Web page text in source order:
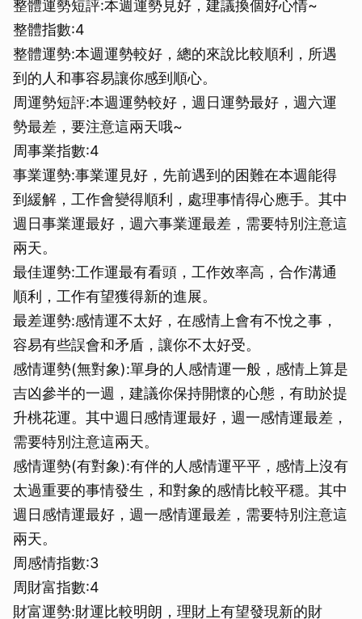
整體運勢短評:本週運勢見好，建議換個好心情~
整體指數:4
整體運勢:本週運勢較好，總的來說比較順利，所遇
到的人和事容易讓你感到順心。
周運勢短評:本週運勢較好，週日運勢最好，週六運
勢最差，要注意這兩天哦~
周事業指數:4
事業運勢:事業運見好，先前遇到的困難在本週能得
到緩解，工作會變得順利，處理事情得心應手。其中
週日事業運最好，週六事業運最差，需要特別注意這
兩天。
最佳運勢:工作運最有看頭，工作效率高，合作溝通
順利，工作有望獲得新的進展。
最差運勢:感情運不太好，在感情上會有不悅之事，
容易有些誤會和矛盾，讓你不太好受。
感情運勢(無對象):單身的人感情運一般，感情上算是
吉凶參半的一週，建議你保持開懷的心態，有助於提
升桃花運。其中週日感情運最好，週一感情運最差，
需要特別注意這兩天。
感情運勢(有對象):有伴的人感情運平平，感情上沒有
太過重要的事情發生，和對象的感情比較平穩。其中
週日感情運最好，週一感情運最差，需要特別注意這
兩天。
周感情指數:3
周財富指數:4
財富運勢:財運比較明朗，理財上有望發現新的財